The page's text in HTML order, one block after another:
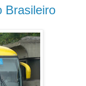
Brasileiro